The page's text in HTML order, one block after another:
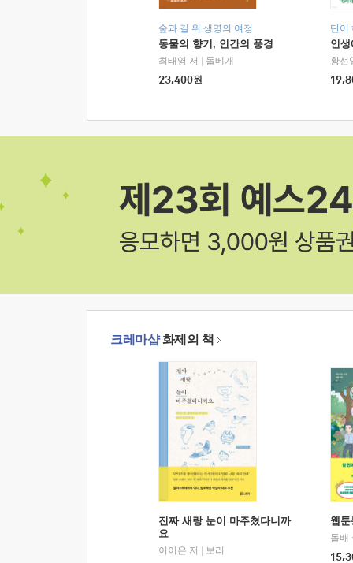
숲과 길 위 생명의 여정
동물의 향기, 인간의 풍경
최태영 저
돌베개
23,400원
단어
인
황선
크레마샵화제의 책
진짜 새랑 눈이 마주쳤다니까
요
이이은 저
보리
웹
돌배